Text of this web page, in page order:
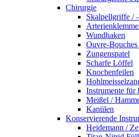
Chirurgie
Skalpellgriffe /
Wundhaken
Ouvre-
Zungenspatel
Scharfe Löffel
Knochenfeilen
Instrumente für
Meißel /
Kanülen
Konservierende
Heidemann /